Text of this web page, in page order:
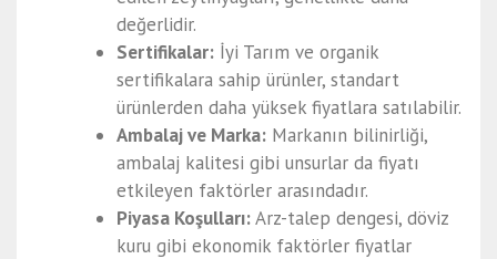
değerlidir.
Sertifikalar: İyi Tarım ve organik
sertifikalara sahip ürünler, standart
ürünlerden daha yüksek fiyatlara satılabilir.
Ambalaj ve Marka: Markanın bilinirliği,
ambalaj kalitesi gibi unsurlar da fiyatı
etkileyen faktörler arasındadır.
Piyasa Koşulları:Arz-talep dengesi, döviz
kuru gibi ekonomik faktörler fiyatlar